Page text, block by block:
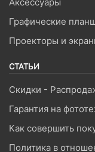
Графические
Проекторы и
СТАТЬИ
Скидки -
Гарантия на
Как совершить
Политика в